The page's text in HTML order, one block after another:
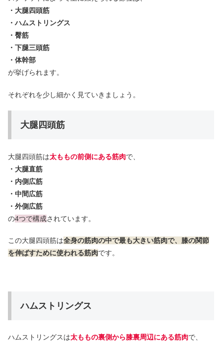
・ 大腿四頭筋
・ハムストリングス
・ 臀筋
・下腿三頭筋
・ 体幹部
が挙げられます。
それぞれを少し細かく見ていきましょう。
大腿四頭筋
大腿四頭筋は太ももの前側にある筋肉で、
・大腿直筋
・内側広筋
・中間広筋
・外側広筋
の4つで構成されています。
この大腿四頭筋は全身の筋肉の中で最も大きい筋肉で、膝の関節
を伸ばすために使われる筋肉です。
ハムストリングス
ハムストリングスは太ももの裏側から膝裏周辺にある筋肉で、